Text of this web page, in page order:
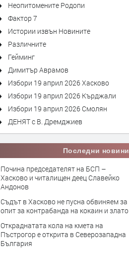
Неопитомените Родопи
Фактор 7
Истории извън Новините
Различните
Гейминг
Димитър Аврамов
Избори 19 април 2026 Хасково
Избори 19 април 2026 Кърджали
Избори 19 април 2026 Смолян
ДЕНЯТ с В. Дремджиев
Последни новини
Почина председателят на БСП –
Хасково и читалищен деец Славейко
Андонов
Съдът в Хасково не пусна обвиняем за
опит за контрабанда на кокаин и злато
Откраднатата кола на кмета на
Пъстрогор е открита в Северозападна
България